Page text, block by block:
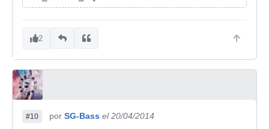
2
#10 por SG-Bass el 20/04/2014